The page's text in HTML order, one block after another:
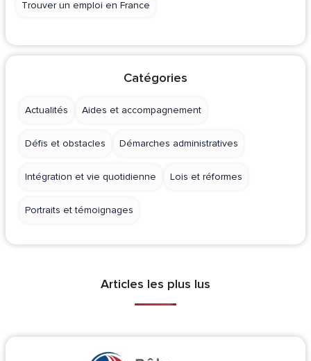
Trouver un emploi en France
Catégories
Actualités Aides et accompagnement
Défis et obstacles Démarches administratives
Intégration et vie quotidienne Lois et réformes
Portraits et témoignages
Articles les plus lus